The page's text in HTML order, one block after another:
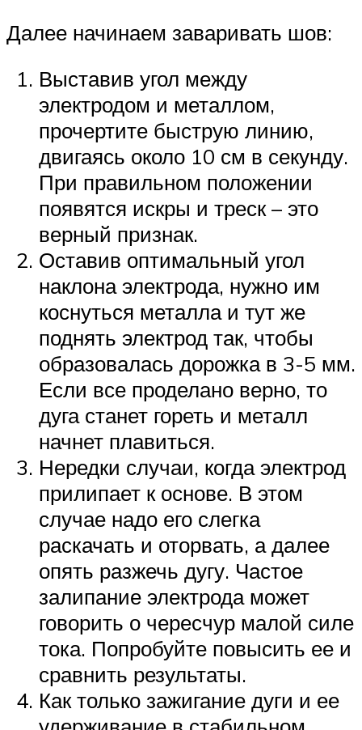
Далее начинаем заваривать шов:
Выставив угол между
электродом и металлом,
прочертите быструю линию,
двигаясь около 10 см в секунду.
При правильном положении
появятся искры и треск – это
верный признак.
Оставив оптимальный угол
наклона электрода, нужно им
коснуться металла и тут же
поднять электрод так, чтобы
образовалась дорожка в 3-5 мм.
Если все проделано верно, то
дуга станет гореть и металл
начнет плавиться.
Нередки случаи, когда электрод
прилипает к основе. В этом
случае надо его слегка
раскачать и оторвать, а далее
опять разжечь дугу. Частое
залипание электрода может
говорить о чересчур малой силе
тока. Попробуйте повысить ее и
сравнить результаты.
Как только зажигание дуги и ее